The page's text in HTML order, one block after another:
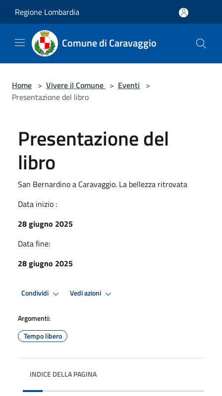
Regione Lombardia
Comune di Caravaggio
Home > Vivere il Comune > Eventi >
Presentazione del libro
Presentazione del
libro
San Bernardino a Caravaggio. La bellezza ritrovata
Data inizio :
28 giugno 2025
Data fine:
28 giugno 2025
Condividi Vedi azioni
Argomenti:
Tempo libero
INDICE DELLA PAGINA